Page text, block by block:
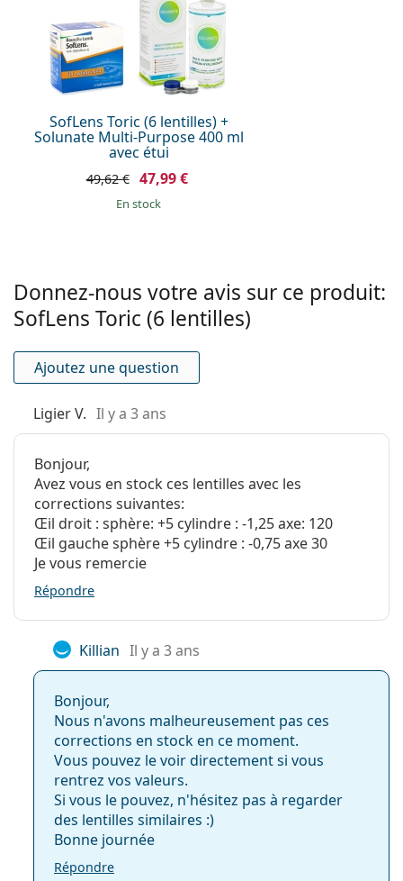
Filtre UV:
Non
hydrogel:
Non
Utilisation
Au moins 12 mois
Oui
Indicateur
endroit/envers:
Non
Paquet
Fabriquant:
Bausch & Lomb
lentilles:
6
Poids:
Autres
Catégorie:
Lentilles mensuelles
Lentilles toriques
Lentilles de contact
SofLens Toric (6 lentilles) +
Solunate Multi-Purpose 400 ml
avec étui
49,62 € 47,99 €
en stock
Donnez-nous votre avis sur ce produit:
SofLens Toric (6 lentilles)
Ajoutez une question
Ligier V. Il y a 3 ans
Bonjour,
Avez vous en stock ces lentilles avec les
corrections suivantes:
Œil droit : sphère: +5 cylindre : -1,25 axe: 120
Œil gauche sphère +5 cylindre : -0,75 axe 30
Je vous remercie
Répondre
Killian Il y a 3 ans
Bonjour,
Nous n'avons malheureusement pas ces
corrections en stock en ce moment.
Vous pouvez le voir directement si vous
rentrez vos valeurs.
Si vous le pouvez, n'hésitez pas à regarder
des lentilles similaires :)
Bonne journée
Répondre